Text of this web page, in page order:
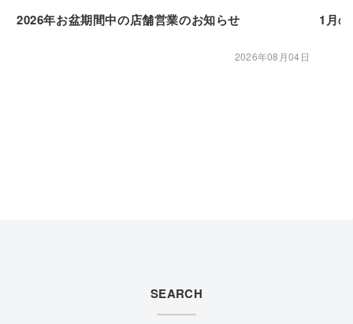
2026年お盆期間中の店舗営業のお知らせ
2026年08月04日
1月
SEARCH